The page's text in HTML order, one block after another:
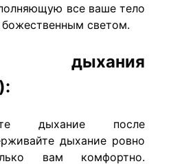
все ваше тело
светом.
дыхания
дыхание после
дыхание ровно
вам комфортно.